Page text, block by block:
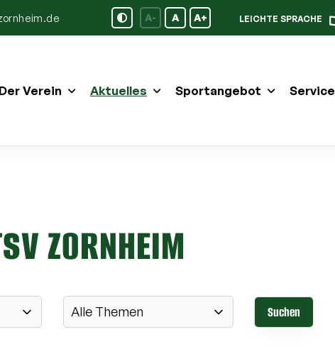
A- A A+ LEICHTE SPRACHE
Der Verein Aktuelles Sportangebot Service
ZORNHEIM